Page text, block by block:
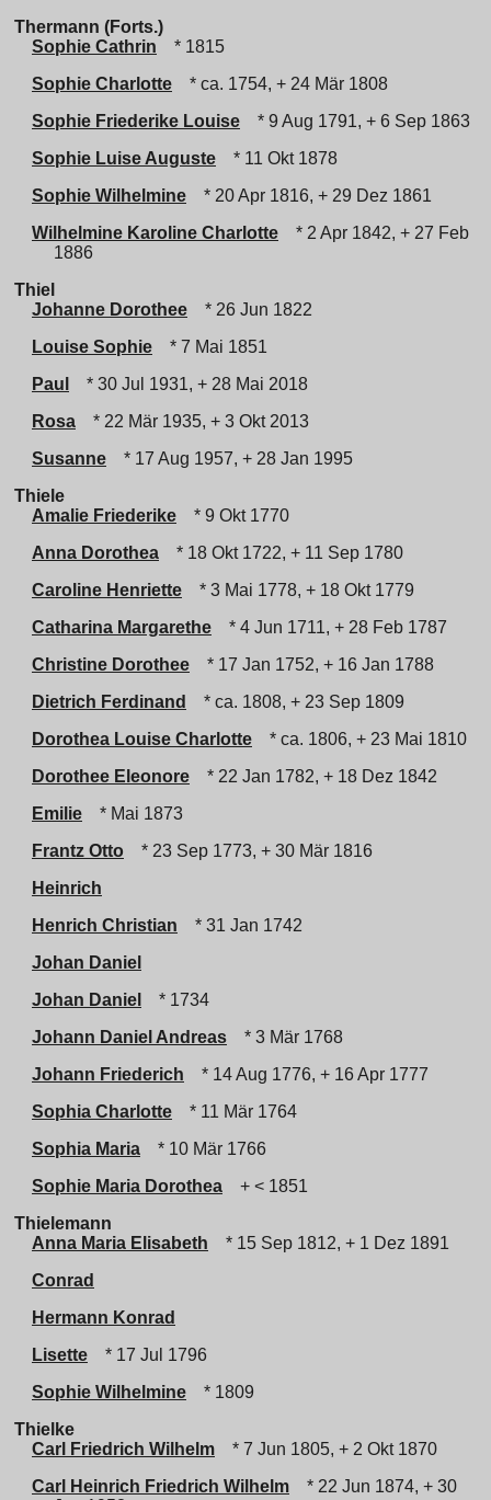
Thermann (Forts.)
Sophie Cathrin
* 1815
Sophie Charlotte
* ca. 1754, + 24 Mär 1808
Sophie Friederike Louise
* 9 Aug 1791, + 6 Sep 1863
Sophie Luise Auguste
* 11 Okt 1878
Sophie Wilhelmine
* 20 Apr 1816, + 29 Dez 1861
Wilhelmine Karoline Charlotte
* 2 Apr 1842, + 27 Feb
1886
Thiel
Johanne Dorothee
* 26 Jun 1822
Louise Sophie
* 7 Mai 1851
Paul
* 30 Jul 1931, + 28 Mai 2018
Rosa
* 22 Mär 1935, + 3 Okt 2013
Susanne
* 17 Aug 1957, + 28 Jan 1995
Thiele
Amalie Friederike
* 9 Okt 1770
Anna Dorothea
* 18 Okt 1722, + 11 Sep 1780
Caroline Henriette
* 3 Mai 1778, + 18 Okt 1779
Catharina Margarethe
* 4 Jun 1711, + 28 Feb 1787
Christine Dorothee
* 17 Jan 1752, + 16 Jan 1788
Dietrich Ferdinand
* ca. 1808, + 23 Sep 1809
Dorothea Louise Charlotte
* ca. 1806, + 23 Mai 1810
Dorothee Eleonore
* 22 Jan 1782, + 18 Dez 1842
Emilie
* Mai 1873
Frantz Otto
* 23 Sep 1773, + 30 Mär 1816
Heinrich
Henrich Christian
* 31 Jan 1742
Johan Daniel
Johan Daniel
* 1734
Johann Daniel Andreas
* 3 Mär 1768
Johann Friederich
* 14 Aug 1776, + 16 Apr 1777
Sophia Charlotte
* 11 Mär 1764
Sophia Maria
* 10 Mär 1766
Sophie Maria Dorothea
+ < 1851
Thielemann
Anna Maria Elisabeth
* 15 Sep 1812, + 1 Dez 1891
Conrad
Hermann Konrad
Lisette
* 17 Jul 1796
Sophie Wilhelmine
* 1809
Thielke
Carl Friedrich Wilhelm
* 7 Jun 1805, + 2 Okt 1870
Carl Heinrich Friedrich Wilhelm
* 22 Jun 1874, + 30